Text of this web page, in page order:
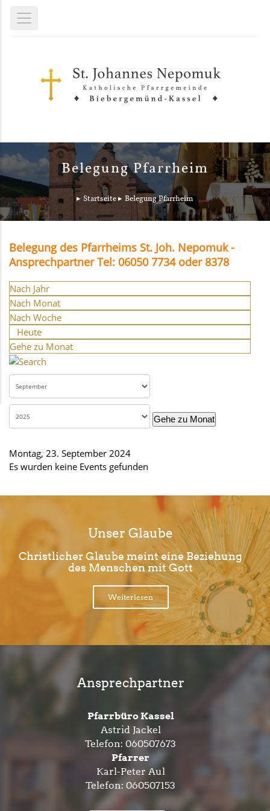
Belegung Pfarrheim
Startseite Belegung Pfarrheim
Belegung des Pfarrheims St. Joh. Nepomuk -
Ansprechpartner Tel: 06050 7734 oder 8378
Nach Jahr
Nach Monat
Nach Woche
Heute
Gehe zu Monat
Gehe zu Monat
Montag, 23. September 2024
Es wurden keine Events gefunden
Unser Glaube
Christlicher Glaube meint eine Beziehung
des Menschen mit Gott
Weiterlesen
Ansprechpartner
Pfarrbüro Kassel
Astrid Jackel
Telefon: 060507673
Pfarrer
Karl-Peter Aul
Telefon: 060507153